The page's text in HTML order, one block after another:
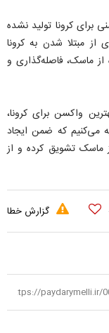
برای کرونا تولید نشده
از مبتلا شدن به کرونا
ماسک، فاصله‌گذاری و
واکسن برای کرونا،
می‌کنیم که ضمن ایجاد
ماسک تشویق کرده و از
گزارش خطا